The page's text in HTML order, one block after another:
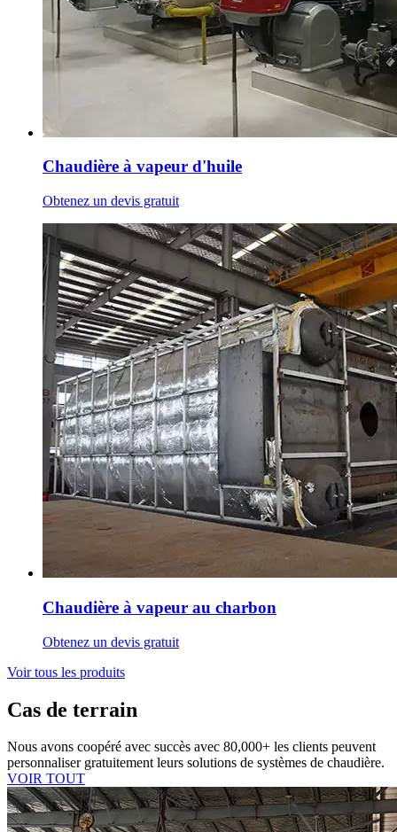
Chaudière à vapeur d'huile
Obtenez un devis gratuit
Chaudière à vapeur au charbon
Obtenez un devis gratuit
Voir tous les produits
Cas de terrain
Nous avons coopéré avec succès avec 80,000+ les clients peuvent
personnaliser gratuitement leurs solutions de systèmes de chaudière.
VOIR TOUT